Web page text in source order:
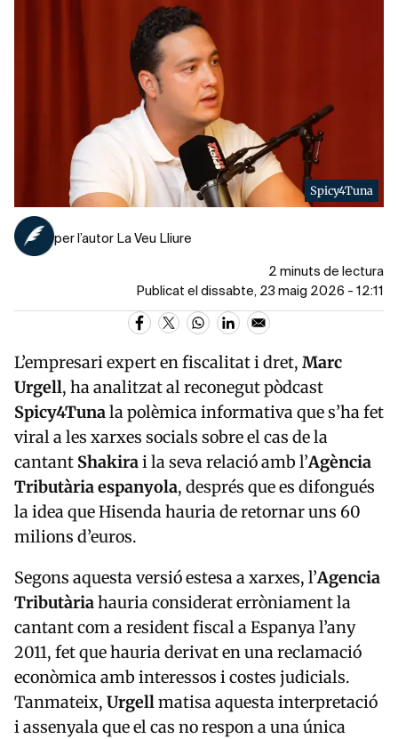
Spicy4Tuna
per l’autor La Veu Lliure
2 minuts de lectura
Publicat el dissabte, 23 maig 2026 - 12:11
L’empresari expert en fiscalitat i dret, Marc
Urgell, ha analitzat al reconegut pòdcast
Spicy4Tunala polèmica informativa que s’ha fet
viral a les xarxes socials sobre el cas de la
cantant Shakirai la seva relació amb l’Agència
Tributària espanyola, després que es difongués
la idea que Hisenda hauria de retornar uns 60
milions d’euros.
Segons aquesta versió estesa a xarxes, l’Agencia
Tributàriahauria considerat erròniament la
cantant com a resident fiscal a Espanya l’any
2011, fet que hauria derivat en una reclamació
econòmica amb interessos i costes judicials.
Tanmateix, Urgellmatisa aquesta interpretació
i assenyala que el cas no respon a una única